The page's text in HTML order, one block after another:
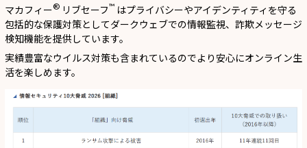
マカフィー® リブセーフ™ はプライバシーやアイデンティティを守る
包括的な保護対策としてダークウェブでの情報監視、詐欺メッセージ
検知機能を提供しています。
実績豊富なウイルス対策も含まれているのでより安心にオンライン生
活を楽しめます。